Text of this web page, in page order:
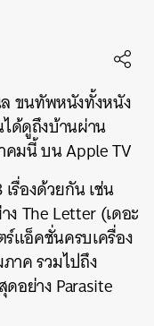
ขนทัพหนังทั้งหนัง
ด้ดูถึงบ้านผ่าน
คมนี้ บน Apple TV
รื่องด้วยกัน เช่น
The Letter (เดอะ
แอ็คชั่นครบเครื่อง
าค รวมไปถึง
อย่าง Parasite